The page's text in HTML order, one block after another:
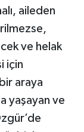
aileden
ve helak
için
araya
yaşayan ve